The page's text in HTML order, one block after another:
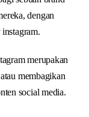
dengan
merupakan
membagikan
social media.